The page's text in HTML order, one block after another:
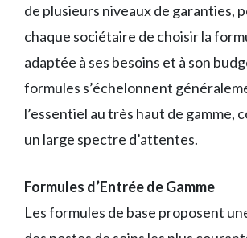
de plusieurs niveaux de garanties,
chaque sociétaire de choisir la
adaptée à ses besoins et à son
formules s’échelonnent
l’essentiel au très haut de gamme,
un large spectre d’attentes.
Formules d’Entrée de Gamme
Les formules de base proposent